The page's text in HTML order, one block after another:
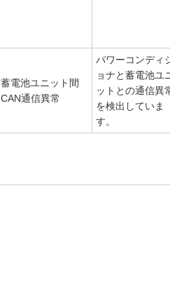
蓄電池ユニット間
CAN通信異常
パワーコンディ
ョナと蓄電池ユ
ットとの通信異
を検出していま
す。